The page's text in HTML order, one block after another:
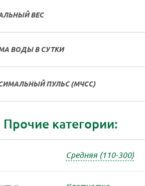
ВЕС
ВОДЫ В СУТКИ
ПУЛЬС (МЧСС)
Прочие категории:
Средняя (110-300)